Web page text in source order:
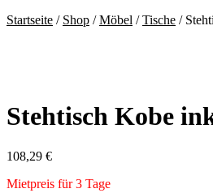
Startseite / Shop /Möbel /Tische /
Stehtisch Kobe
108,29 €
Mietpreis für 3 Tage